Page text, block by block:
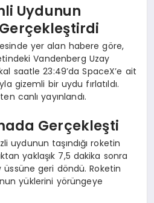
Uydunun
Gerçekleştirdi
yer alan habere göre,
Vandenberg Uzay
saatle 23:49’da SpaceX’e ait
gizemli bir uydu fırlatıldı.
canlı yayınlandı.
Gerçekleşti
uydunun taşındığı roketin
yaklaşık 7,5 dakika sonra
üssüne geri döndü. Roketin
yüklerini yörüngeye